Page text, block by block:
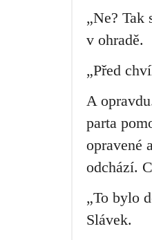
„Ne? Tak
v ohradě.
„Před
A
parta
opravené
odchází.
„To bylo
Slávek.